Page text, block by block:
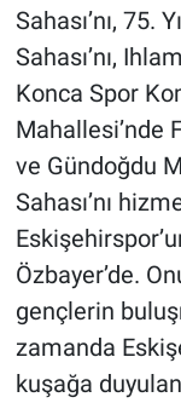
Sahası’nı, 75.
Sahası’nı,
Konca Spor
Mahallesi’nde
ve Gündoğdu
Sahası’nı
Özbayer’de.
gençlerin
zamanda
kuşağa